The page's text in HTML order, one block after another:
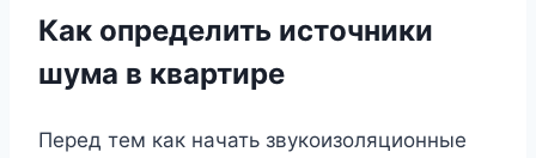
Как определить источники
шума в квартире
Перед тем как начать звукоизоляционные